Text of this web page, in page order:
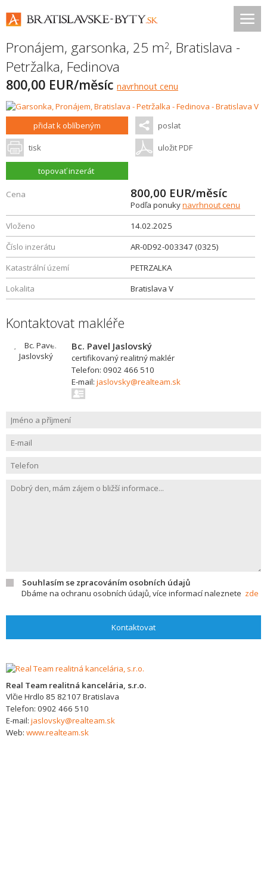
Pronájem, garsonka, 25 m2, Bratislava -
Petržalka, Fedinova
800,00 EUR/měsíc navrhnout cenu
přidat k oblíbeným poslat
tisk uložit PDF
topovať inzerát
Cena 800,00 EUR/měsíc
Podľa ponukynavrhnout cenu
Vloženo
14.02.2025
Číslo inzerátu
AR-0D92-003347 (0325)
Katastrální území
PETRZALKA
Lokalita
Bratislava V
Kontaktovat makléře
Bc. Pavel Jaslovský
certifikovaný realitný maklér
Telefon: 0902 466 510
E-mail: jaslovsky@realteam.sk
Souhlasím se zpracováním osobních údajů
Dbáme na ochranu osobních údajů, více informací naleznete zde
Kontaktovat
Real Team realitná kancelária, s.r.o.
Vlčie Hrdlo 85 82107 Bratislava
Telefon: 0902 466 510
E-mail: jaslovsky@realteam.sk
Web: www.realteam.sk